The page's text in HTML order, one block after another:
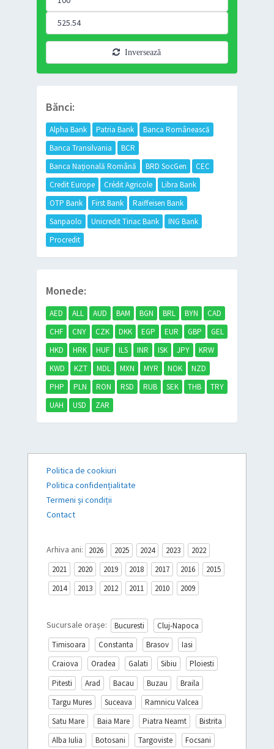
Inversează
Bănci:
Alpha Bank Patria Bank
Banca Românească
Banca Transilvania
BCR
Banca Națională Română
BRD SocGen
CEC
Credit Europe
Crédit Agricole
Libra Bank
OTP Bank
First Bank
Raiffeisen Bank
Sanpaolo
Unicredit Tiriac Bank
ING Bank
Procredit
Monede:
AED ALL AUD BAM BGN BRL BYN
CAD
CHF
CNY CZK DKK EGP EUR GBP
GEL
HKD
HRK HUF ILS INR ISK JPY
KRW
KWD
KZT MDL MXN MYR NOK
NZD
PHP
PLN RON RSD RUB SEK THB
TRY
UAH
USD ZAR
Politica de cookiuri
Politica confidențialitate
Termeni și condiții
Contact
Arhiva ani: 2026 2025 2024 2023
2022
2021
2020 2019 2018 2017 2016
2015
2014
2013 2012 2011 2010 2009
Sucursale orașe: Bucuresti
Cluj-Napoca
Timisoara
Constanta Brasov
Iasi
Craiova
Oradea Galati Sibiu
Ploiesti
Pitesti
Arad Bacau Buzau
Braila
Targu Mures
Suceava
Ramnicu Valcea
Satu Mare
Baia Mare Piatra Neamt
Bistrita
Alba Iulia
Botosani Targoviste Focsani